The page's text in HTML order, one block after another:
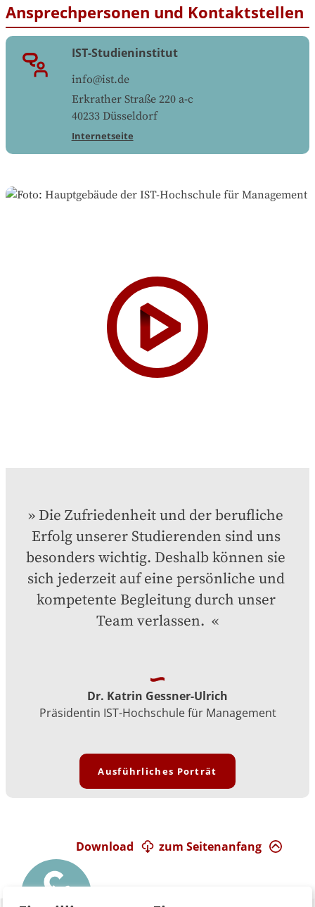
Ansprechpersonen und Kontaktstellen
IST-Studieninstitut
info@ist.de
Erkrather Straße 220 a-c
40233 Düsseldorf
Internetseite
Die Zufriedenheit und der berufliche
Erfolg unserer Studierenden sind uns
besonders wichtig. Deshalb können sie
sich jederzeit auf eine persönliche und
kompetente Begleitung durch unser
Team verlassen.
Dr. Katrin Gessner-Ulrich
Präsidentin IST-Hochschule für Management
Ausführliches Porträt
zum Seitenanfang
Download